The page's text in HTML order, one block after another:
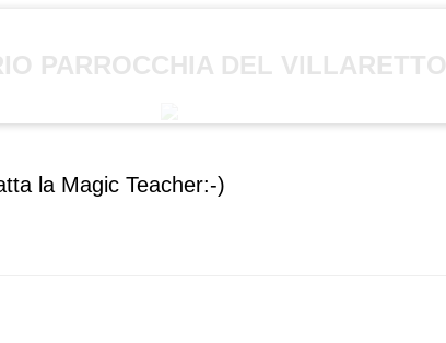
PARROCCHIA DEL VILLARETTO
la Magic Teacher:-)